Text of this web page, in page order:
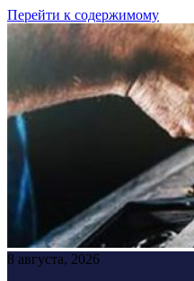
Перейти к содержимому
8 августа, 2026